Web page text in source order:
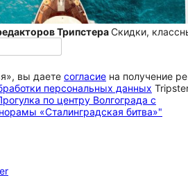
ТрипстераСкидки,
вы даете согласие на получение
персональных данных